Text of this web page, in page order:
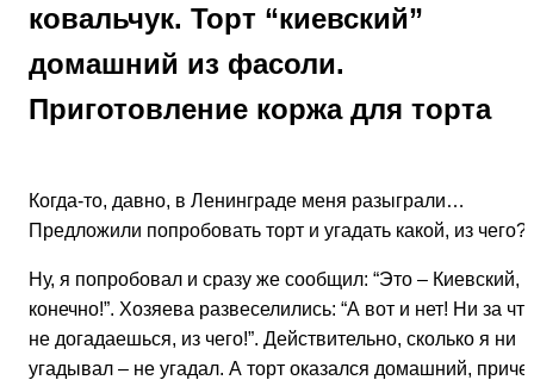
ковальчук. Торт “киевский”
домашний из фасоли.
Приготовление коржа для торта
Когда-то, давно, в Ленинграде меня разыграли…
Предложили попробовать торт и угадать какой, из чего?
Ну, я попробовал и сразу же сообщил: “Это – Киевский,
конечно!”. Хозяева развеселились: “А вот и нет! Ни за что
не догадаешься, из чего!”. Действительно, сколько я ни
угадывал – не угадал. А торт оказался домашний,